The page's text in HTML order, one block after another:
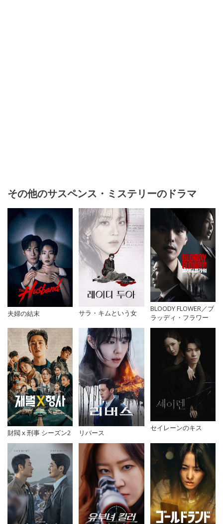
その他のサスペンス・ミステリーのドラマ
夫婦の結末 サラ・キムという女
BLOODY FLOWER／ブ
ラッディ・フラワー
財閥 x 刑事 シーズン2 リバース
セイレーンのキス